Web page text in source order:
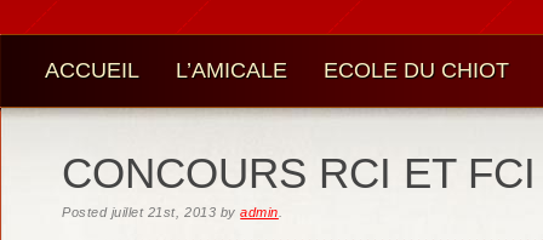
ACCUEIL L’AMICALE ECOLE DU CHIOT
CONCOURS RCI ET
Posted juillet 21st, 2013 byadmin